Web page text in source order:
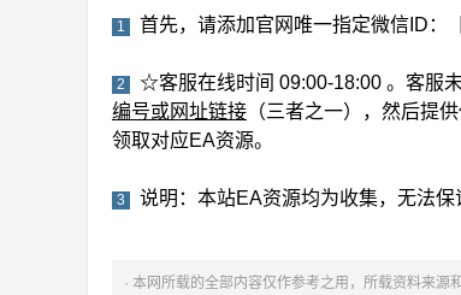
1 首先，请添加官网唯一指定微信ID：
2 ☆客服在线时间 09:00-18:00 。客服
编号或网址链接 （三者之一），然后提
领取对应EA资源。
3 说明：本站EA资源均为收集，无法保
· 本网所载的全部内容仅作参考之用，所载资料来源